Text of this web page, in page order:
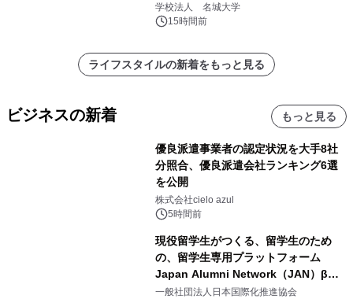
学校法人 名城大学
15時間前
ライフスタイルの新着をもっと見る
ビジネスの新着 もっと見る
優良派遣事業者の認定状況を大手8社
分照合、優良派遣会社ランキング6選
を公開
株式会社cielo azul
5時間前
現役留学生がつくる、留学生のため
の、留学生専用プラットフォーム
Japan Alumni Network（JAN）β版
をリリース
一般社団法人日本国際化推進協会